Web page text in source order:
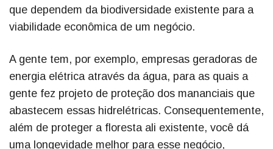
que dependem da biodiversidade existente para a
viabilidade econômica de um negócio.
A gente tem, por exemplo, empresas geradoras de
energia elétrica através da água, para as quais a
gente fez projeto de proteção dos mananciais que
abastecem essas hidrelétricas. Consequentemente,
além de proteger a floresta ali existente, você dá
uma longevidade melhor para esse negócio,